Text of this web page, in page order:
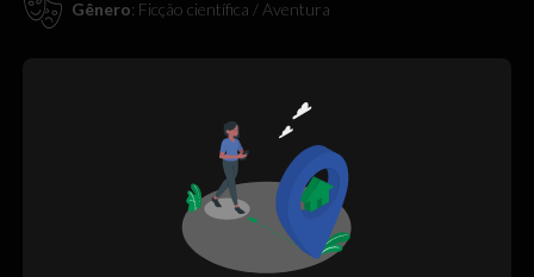
Gênero: Ficção científica / Aventura
encontramos
nenhuma
sessão para
este filme.